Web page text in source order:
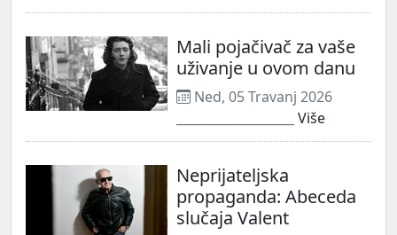
Mali pojačivač za vaše
uživanje u ovom danu
Ned, 05 Travanj 2026
Više
Neprijateljska
propaganda: Abeceda
slučaja Valent